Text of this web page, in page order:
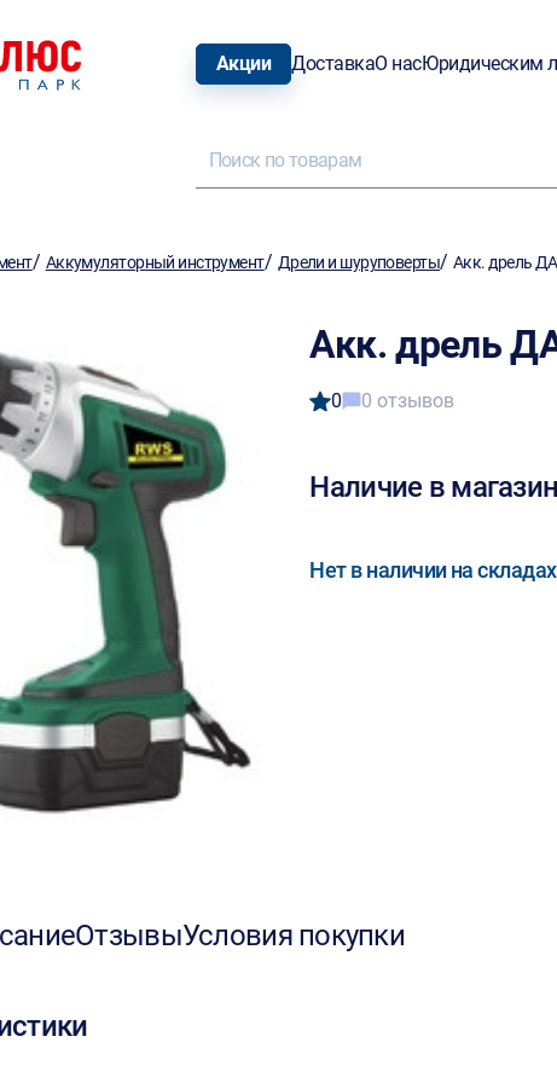
Акции ДоставкаО насЮридическим
/ Аккумуляторный инструмент/ Дрели и шуруповерты/Акк. дрель
Акк. дрель
0 0 отзывов
Наличие в
Нет в наличии на складах
ОтзывыУсловия покупки